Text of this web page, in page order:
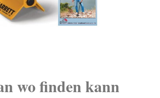
wo finden kann